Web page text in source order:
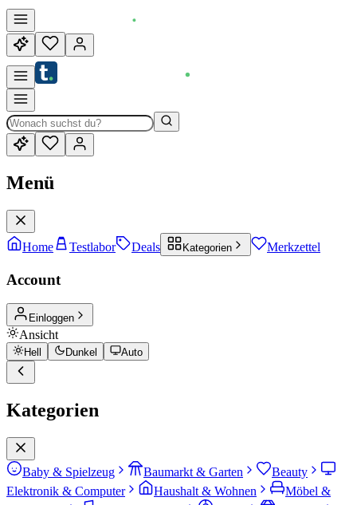
Menü
Home Testlabor Deals Kategorien Merkzettel
Account
Einloggen
Ansicht
Hell Dunkel Auto
Kategorien
Baby & Spielzeug Baumarkt & Garten
Beauty
Elektronik & Computer
Haushalt & Wohnen
Möbel &